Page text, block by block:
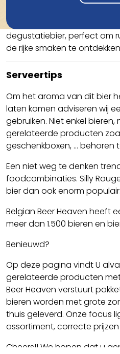
de kersenpitten. Silly Rouge
degustatiebier, perfect om
de rijke smaken te
Serveertips
Om het aroma van dit bier
laten komen adviseren wij
gebruiken. Niet enkel
gerelateerde producten
geschenkboxen, ... behoren
Een niet weg te denken
foodcombinaties. Silly
bier dan ook enorm populair.
Belgian Beer Heaven heeft
meer dan 1.500 bieren en
Benieuwd?
Op deze pagina vindt U
gerelateerde producten met
Beer Heaven verstuurt
bieren worden met grote
thuis geleverd. Onze focus
assortiment, correcte
Cheers!! We hopen dat u